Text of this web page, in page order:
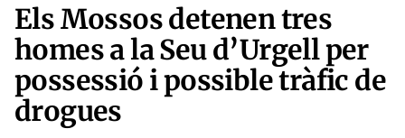
Els Mossos detenen tres
homes a la Seu d’Urgell per
possessió i possible tràfic de
drogues